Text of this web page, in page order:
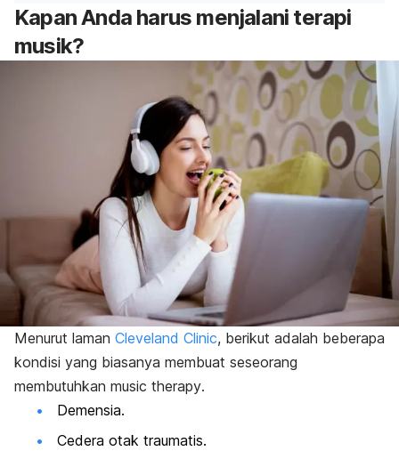
Kapan Anda harus menjalani terapi
musik?
Menurut laman Cleveland Clinic, berikut adalah beberapa
kondisi yang biasanya membuat seseorang
membutuhkan music therapy.
Demensia.
Cedera otak traumatis.